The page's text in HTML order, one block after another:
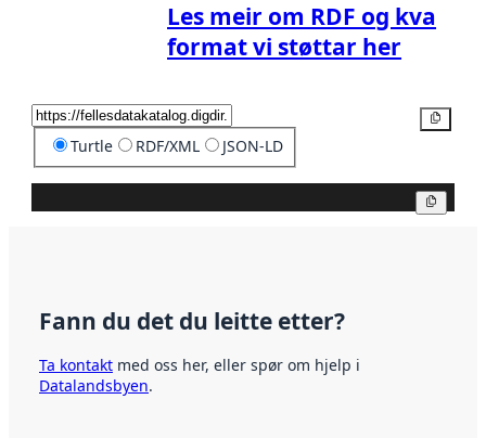
Les meir om RDF og kva
format vi støttar her
Turtle RDF/XML JSON-LD
Fann du det du leitte etter?
Ta kontakt med oss her, eller spør om hjelp i
Datalandsbyen.